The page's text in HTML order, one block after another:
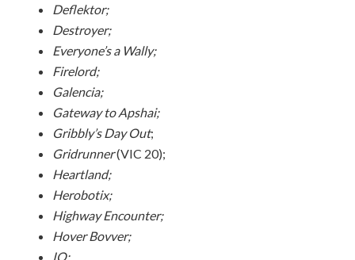
Deflektor;
Destroyer;
Everyone’s a Wally;
Firelord;
Galencia;
Gateway to Apshai;
Gribbly’s Day Out;
Gridrunner(VIC 20);
Heartland;
Herobotix;
Highway Encounter;
Hover Bovver;
IO;